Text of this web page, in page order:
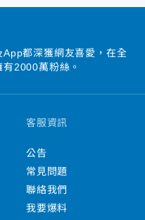
都深獲網友喜愛，在全
2000萬粉絲。
客服資訊
公告
常見問題
聯絡我們
我要爆料